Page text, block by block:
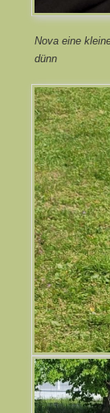
Nova eine
dünn